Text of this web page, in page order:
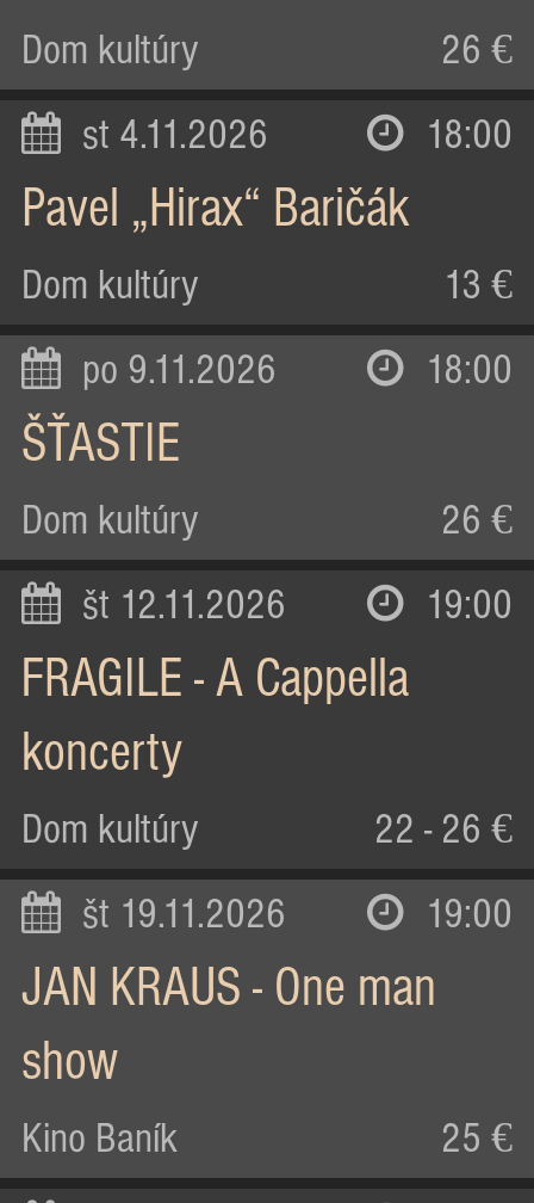
Dom kultúry 26 €
st 4.11.2026 18:00
Pavel „Hirax“ Baričák
Dom kultúry 13 €
po 9.11.2026 18:00
ŠŤASTIE
Dom kultúry 26 €
št 12.11.2026 19:00
FRAGILE - A Cappella
koncerty
Dom kultúry 22 - 26 €
št 19.11.2026 19:00
JAN KRAUS - One man
show
Kino Baník 25 €